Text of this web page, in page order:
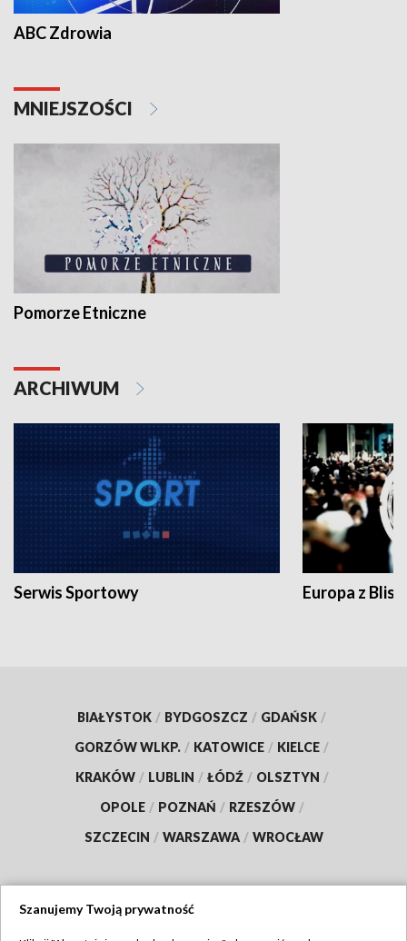
ABC Zdrowia
MNIEJSZOŚCI
Pomorze Etniczne
ARCHIWUM
Serwis Sportowy Europa z
BIAŁYSTOK / BYDGOSZCZ / GDAŃSK /
GORZÓW WLKP. / KATOWICE / KIELCE /
KRAKÓW / LUBLIN / ŁÓDŹ / OLSZTYN /
OPOLE / POZNAŃ / RZESZÓW /
SZCZECIN / WARSZAWA / WROCŁAW
Szanujemy Twoją prywatność